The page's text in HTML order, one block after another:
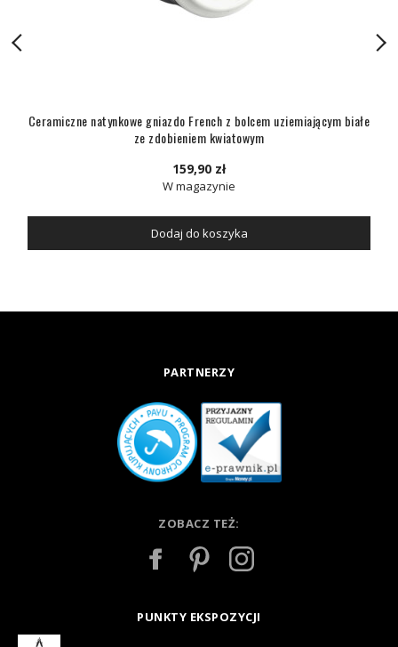
Ceramiczne natynkowe gniazdo French z bolcem uziemiającym białe
ze zdobieniem kwiatowym
159,90 zł
W magazynie
Dodaj do koszyka
PARTNERZY
ZOBACZ TEŻ:
PUNKTY EKSPOZYCJI